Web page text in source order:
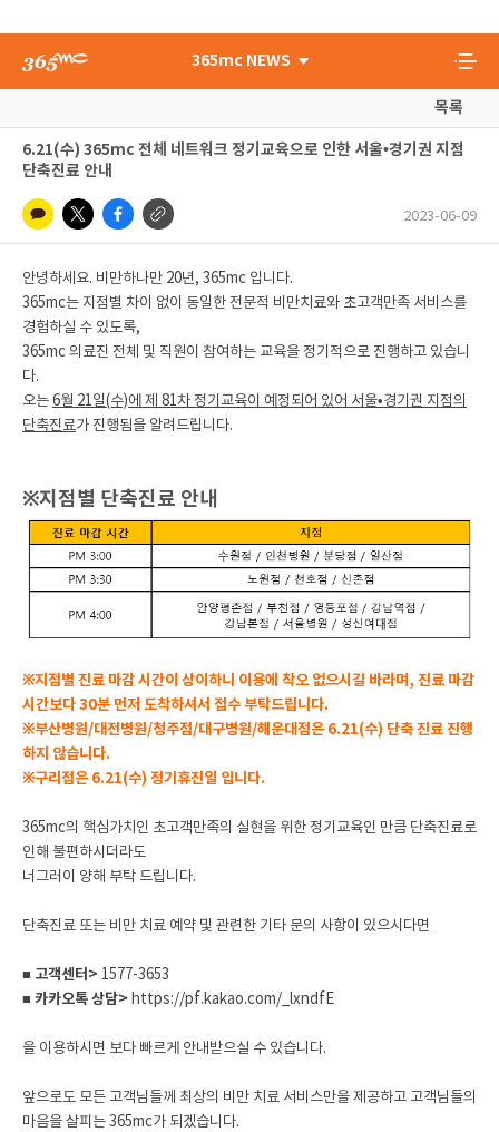
365mc NEWS
목록
6.21(수) 365mc 전체 네트워크 정기교육으로 인한 서울•경기권 지점
단축진료 안내
2023-06-09
안녕하세요. 비만하나만 20년, 365mc 입니다.
365mc는 지점별 차이 없이 동일한 전문적 비만치료와 초고객만족 서비스를
경험하실 수 있도록,
365mc 의료진 전체 및 직원이 참여하는 교육을 정기적으로 진행하고 있습니
다.
오는6월 21일(수)에 제 81차 정기교육이 예정되어 있어 서울•경기권 지점의
단축진료가 진행됨을 알려드립니다.
※지점별 단축진료 안내
※지점별 진료 마감 시간이 상이하니 이용에 착오 없으시길 바라며, 진료 마감
시간보다 30분 먼저 도착하셔서 접수 부탁드립니다.
※부산병원/대전병원/청주점/대구병원/해운대점은 6.21(수) 단축 진료 진행
하지 않습니다.
※구리점은 6.21(수) 정기휴진일 입니다.
365mc의 핵심가치인 초고객만족의 실현을 위한 정기교육인 만큼 단축진료로
인해 불편하시더라도
너그러이 양해 부탁 드립니다.
단축진료 또는 비만 치료 예약 및 관련한 기타 문의 사항이 있으시다면
■ 고객센터> 1577-3653
■ 카카오톡 상담> https://pf.kakao.com/_lxndfE
을 이용하시면 보다 빠르게 안내받으실 수 있습니다.
앞으로도 모든 고객님들께 최상의 비만 치료 서비스만을 제공하고 고객님들의
마음을 살피는 365mc가 되겠습니다.